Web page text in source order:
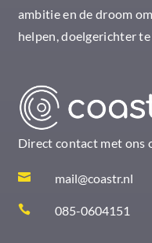
ambitie en de droom
helpen, doelgerichter te
Direct contact met ons
 mail@coastr.nl
 085-0604151